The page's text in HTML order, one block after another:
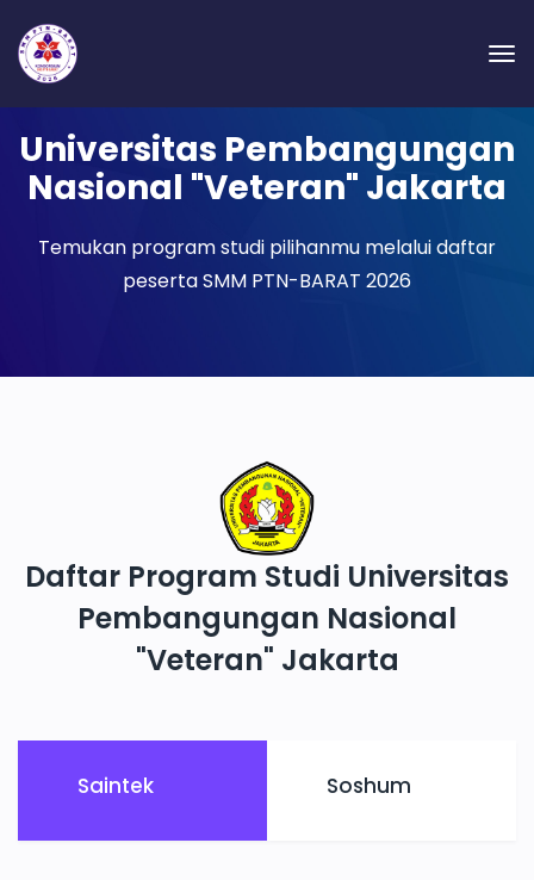
Universitas Pembangungan
Nasional "Veteran" Jakarta
Temukan program studi pilihanmu melalui daftar
peserta SMM PTN-BARAT 2026
Daftar Program Studi Universitas
Pembangungan Nasional
"Veteran" Jakarta
Saintek Soshum